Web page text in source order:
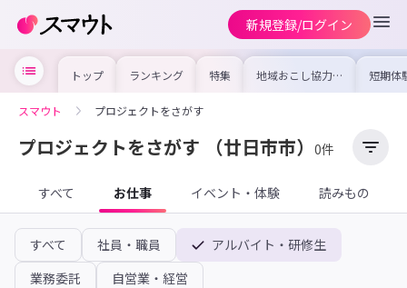
新規登録/ログイン
トップ ランキング 特集 地域おこし協力隊
の求人やイベント
を集めました！仕
けよう
短期体
り〜数
域を知
スマウト プロジェクトをさがす
プロジェクトをさがす （廿日市市） 0件
すべて お仕事 イベント・体験 読みもの
すべて 社員・職員
アルバイト・研修生
業務委託
自営業・経営